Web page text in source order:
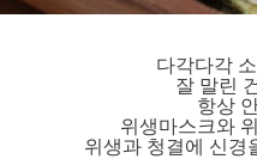
다각다각
잘 말린
항상
위생마스크와
위생과 청결에 신경